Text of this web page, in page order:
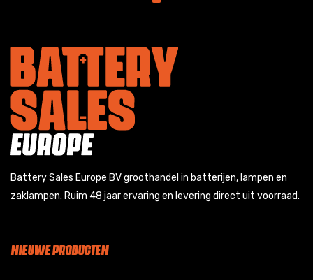
Battery Sales Europe BV groothandel in batterijen, lampen en
zaklampen. Ruim 48 jaar ervaring en levering direct uit voorraad.
NIEUWE PRODUCTEN